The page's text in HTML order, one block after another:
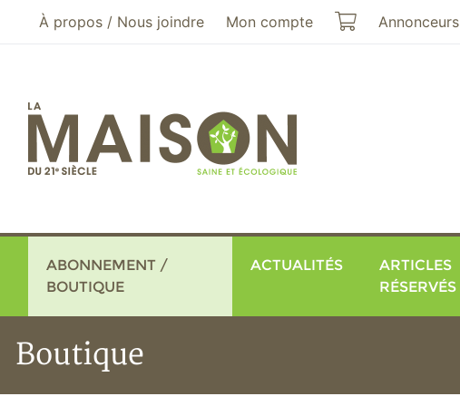
Aller au menu principal
Aller au contenu principal
À propos / Nous joindre Mon compte Mon panier
Annonceurs
ABONNEMENT /
BOUTIQUE
ACTUALITÉS
ARTICLES
RÉSERVÉS
Boutique